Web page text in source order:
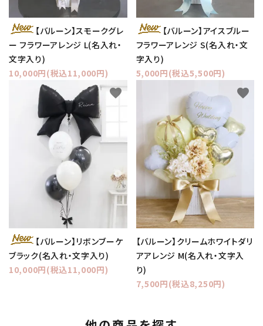
【バルーン】スモークグレ
ー フラワーアレンジ L(名入れ・
文字入り)
10,000円(税込11,000円)
【バルーン】アイスブルー
フラワーアレンジ S(名入れ・文
字入り)
5,000円(税込5,500円)
【バルーン】リボンブーケ
ブラック(名入れ・文字入り)
10,000円(税込11,000円)
favorite
【バルーン】クリームホワイトダリ
アアレンジ M(名入れ・文字入
り)
7,500円(税込8,250円)
favorite